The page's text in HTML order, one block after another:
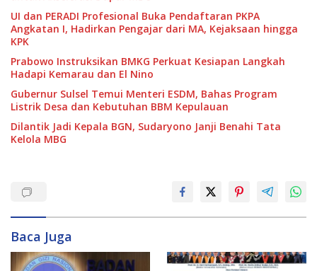
UI dan PERADI Profesional Buka Pendaftaran PKPA
Angkatan I, Hadirkan Pengajar dari MA, Kejaksaan hingga
KPK
Prabowo Instruksikan BMKG Perkuat Kesiapan Langkah
Hadapi Kemarau dan El Nino
Gubernur Sulsel Temui Menteri ESDM, Bahas Program
Listrik Desa dan Kebutuhan BBM Kepulauan
Dilantik Jadi Kepala BGN, Sudaryono Janji Benahi Tata
Kelola MBG
Baca Juga